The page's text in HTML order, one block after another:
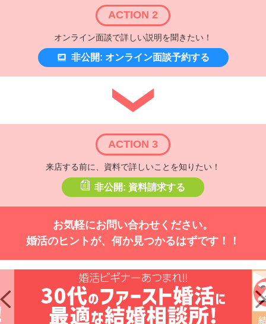
ACTION 2
オンライン面談で詳しい説明を聞きたい！
非公開: オンライン面談予約する
ACTION 3
来店する前に、資料で詳しいことを知りたい！
非公開: 資料請求する
お気軽にお問い合わせください。
婚活のヒントが、何か見つかるはずです！！